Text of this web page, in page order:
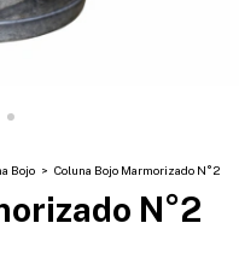
Bojo > Coluna Bojo Marmorizado N°2
N°2